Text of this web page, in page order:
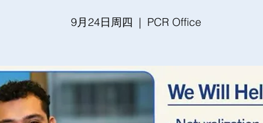
9月24日周四
  |
PCR Office